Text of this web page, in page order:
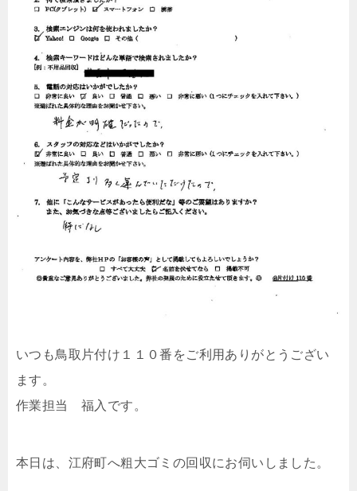
いつも鳥取片付け１１０番をご利用ありがとうござい
ます。
作業担当 福入です。
本日は、江府町へ粗大ゴミの回収にお伺いしました。